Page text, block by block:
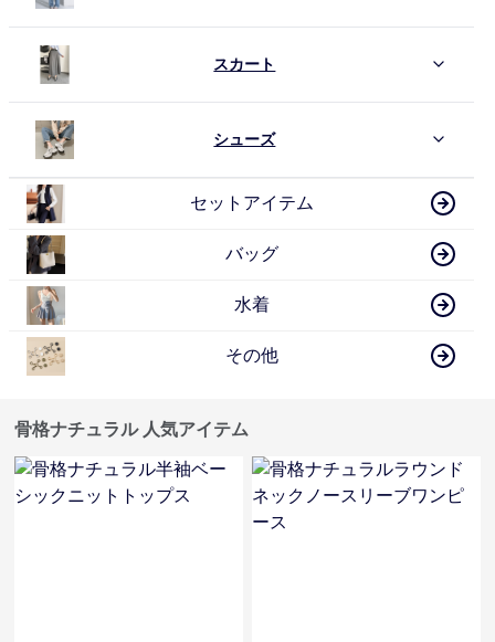
スカート
シューズ
セットアイテム
バッグ
水着
その他
骨格ナチュラル 人気アイテム